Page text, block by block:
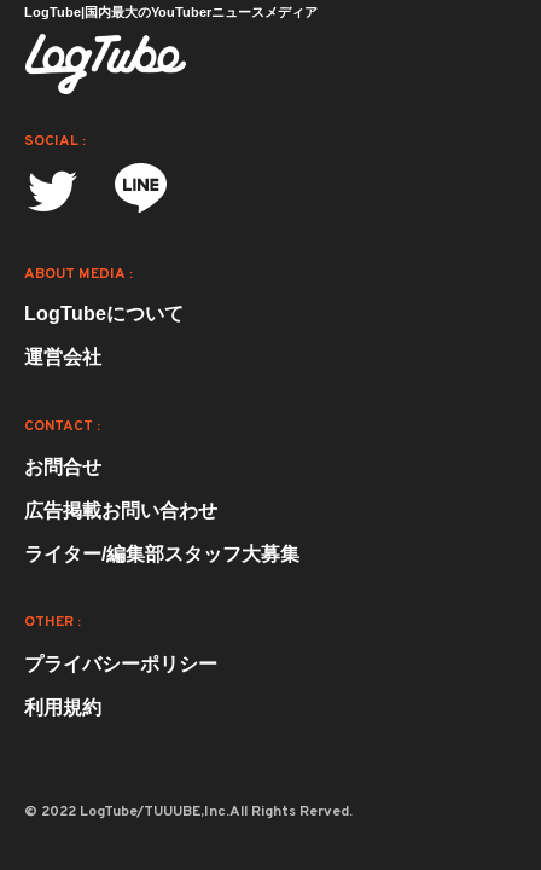
LogTube|国内最大のYouTuberニュースメディア
SOCIAL :
ABOUT MEDIA :
LogTubeについて
運営会社
CONTACT :
お問合せ
広告掲載お問い合わせ
ライター/編集部スタッフ大募集
OTHER :
プライバシーポリシー
利用規約
© 2022 LogTube/TUUUBE,Inc.All Rights Rerved.